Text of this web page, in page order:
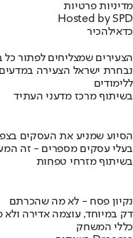
מדיניות פרטיות
Hosted by SPD
כדאילהכיר
הצעירים שמצליחים לפתור כל
נבחרת ישראל הצעירה
ללימודים
בשיתוף מרכז מדעני העתיד
הסיוע שמניע את העסקים
בעלי עסקים מספרים - זה
בשיתוף מזרחי טפחות
נקיון פסח - לא מה שהכרתם
דק במיוחד, עוצמה אדירה
כללי המשחק